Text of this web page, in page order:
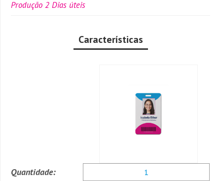
Produção 2 Dias úteis
Características
Quantidade: